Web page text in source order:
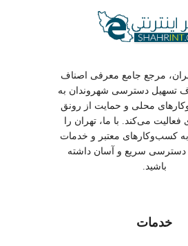
مرجع جامع معرفی اصناف
تسهیل دسترسی شهروندان به
محلی و حمایت از رونق
می‌کند. با ما، تهران را
به کسب‌وکارهای معتبر و خدمات
دسترسی سریع و آسان داشته
باشید.
خدمات